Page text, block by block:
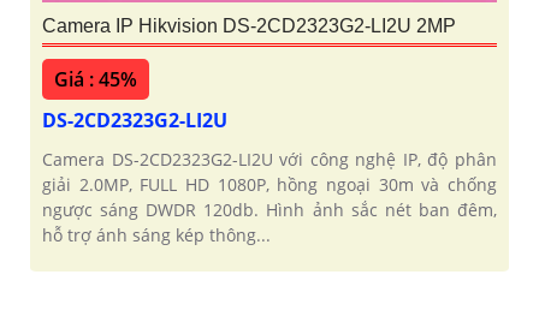
Camera IP Hikvision DS-2CD2323G2-LI2U 2MP
Giá : 45%
DS-2CD2323G2-LI2U
Camera DS-2CD2323G2-LI2U với công nghệ IP, độ phân
giải 2.0MP, FULL HD 1080P, hồng ngoại 30m và chống
ngược sáng DWDR 120db. Hình ảnh sắc nét ban đêm,
hỗ trợ ánh sáng kép thông...